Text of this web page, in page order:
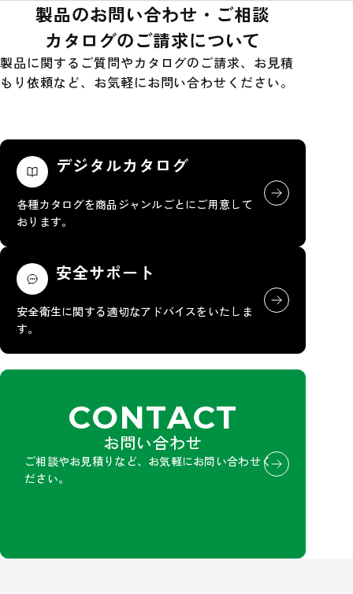
製品のお問い合わせ・ご相談
カタログのご請求について
製品に関するご質問やカタログのご請求、お見積
もり依頼など、お気軽にお問い合わせください。
デジタルカタログ
各種カタログを商品ジャンルごとにご用意して
おります。
安全サポート
安全衛生に関する適切なアドバイスをいたしま
す。
CONTACT
お問い合わせ
ご相談やお見積りなど、お気軽にお問い合わせく
ださい。